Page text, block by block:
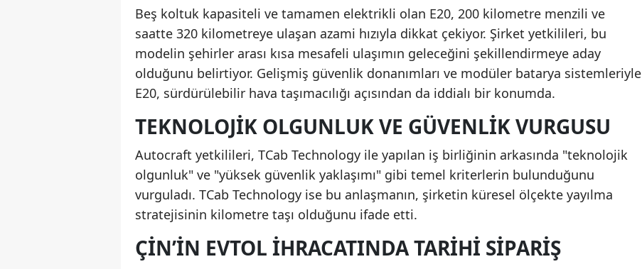
Beş koltuk kapasiteli ve tamamen elektrikli olan E20, 200 kilometre menzili ve
saatte 320 kilometreye ulaşan azami hızıyla dikkat çekiyor. Şirket yetkilileri, bu
modelin şehirler arası kısa mesafeli ulaşımın geleceğini şekillendirmeye aday
olduğunu belirtiyor. Gelişmiş güvenlik donanımları ve modüler batarya sistemleriyle
E20, sürdürülebilir hava taşımacılığı açısından da iddialı bir konumda.
TEKNOLOJIK OLGUNLUK VE GÜVENLIK VURGUSU
Autocraft yetkilileri, TCab Technology ile yapılan iş birliğinin arkasında "teknolojik
olgunluk" ve "yüksek güvenlik yaklaşımı" gibi temel kriterlerin bulunduğunu
vurguladı. TCab Technology ise bu anlaşmanın, şirketin küresel ölçekte yayılma
stratejisinin kilometre taşı olduğunu ifade etti.
ÇIN’IN EVTOL İHRACATINDA TARIHI SIPARIŞ